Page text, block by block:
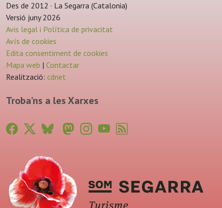
Des de 2012 · La Segarra (Catalonia)
Versió juny 2026
Avis legal i Política de privacitat
Avís de cookies
Edita consentiment de cookies
Mapa web | Contactar
Realització: cdnet
Troba'ns a les Xarxes